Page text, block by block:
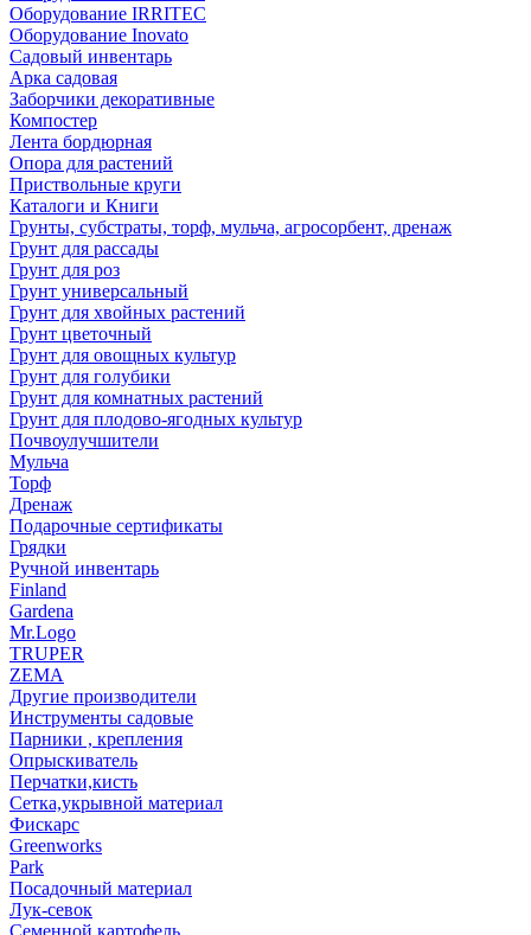
Оборудование IRRITEC
Оборудование Inovato
Садовый инвентарь
Арка садовая
Заборчики декоративные
Компостер
Лента бордюрная
Опора для растений
Приствольные круги
Каталоги и Книги
Грунты, субстраты, торф, мульча, агросорбент, дренаж
Грунт для рассады
Грунт для роз
Грунт универсальный
Грунт для хвойных растений
Грунт цветочный
Грунт для овощных культур
Грунт для голубики
Грунт для комнатных растений
Грунт для плодово-ягодных культур
Почвоулучшители
Мульча
Торф
Дренаж
Подарочные сертификаты
Грядки
Ручной инвентарь
Finland
Gardena
Mr.Logo
TRUPER
ZEMA
Другие производители
Инструменты садовые
Парники , крепления
Опрыскиватель
Перчатки,кисть
Сетка,укрывной материал
Фискарс
Greenworks
Park
Посадочный материал
Лук-севок